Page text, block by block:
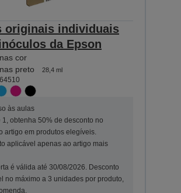
originais individuais
da Epson
cor
preto
28,4 ml
às aulas
1, obtenha 50% de desconto no
artigo em produtos elegíveis.
aplicável apenas ao artigo mais
é válida até 30/08/2026. Desconto
no máximo a 3 unidades por produto,